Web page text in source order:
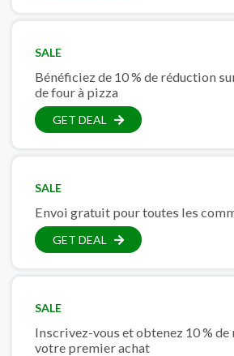
SALE
Bénéficiez de 10 % de réduction
de four à pizza
GET DEAL
SALE
Envoi gratuit pour toutes les
GET DEAL
SALE
Inscrivez-vous et obtenez 10 %
votre premier achat